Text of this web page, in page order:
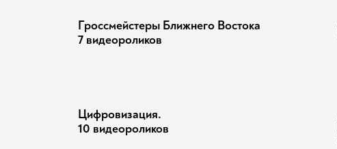
Гроссмейстеры Ближнего Востока
7 видеороликов
Цифровизация.
10 видеороликов